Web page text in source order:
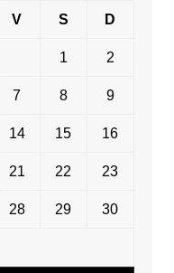
V S D
1 2
7 8 9
14 15 16
21 22 23
28 29 30